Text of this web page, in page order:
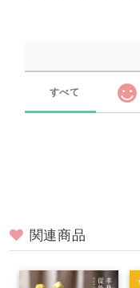
すべて
関連商品